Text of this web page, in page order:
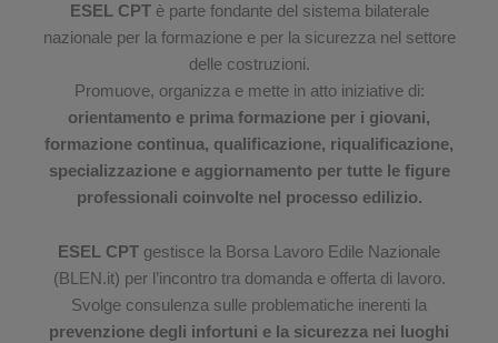
ESEL CPTè parte fondante del sistema bilaterale
nazionale per la formazione e per la sicurezza nel settore
delle costruzioni.
Promuove, organizza e mette in atto iniziative di:
orientamento e prima formazione per i giovani,
formazione continua, qualificazione, riqualificazione,
specializzazione e aggiornamento per tutte le figure
professionali coinvolte nel processo edilizio.
ESEL CPT gestisce la Borsa Lavoro Edile Nazionale
(BLEN.it) per l’incontro tra domanda e offerta di lavoro.
Svolge consulenza sulle problematiche inerenti la
prevenzione degli infortuni e la sicurezza nei luoghi